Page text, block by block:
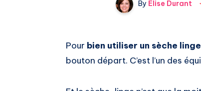
By Elise Durant
Pour bien utiliser un sèche linge
bouton départ. C’est l’un des